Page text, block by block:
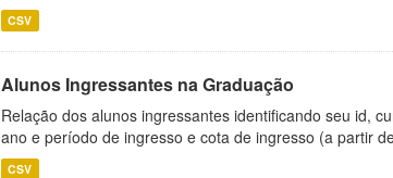
CSV
Alunos Ingressantes na Graduação
Relação dos alunos ingressantes identificando seu id,
ano e período de ingresso e cota de ingresso (a partir
CSV